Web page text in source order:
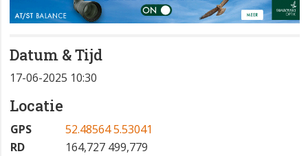
Datum & Tijd
17-06-2025 10:30
Locatie
GPS
52.48564 5.53041
RD
164,727 499,779